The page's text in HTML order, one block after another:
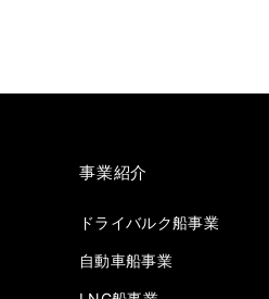
事業紹介
ドライバルク船事業
自動車船事業